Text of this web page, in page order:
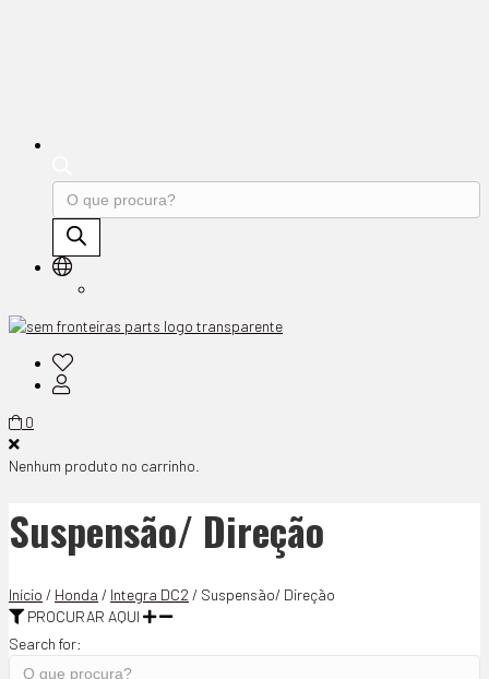
Products
search
0
Nenhum produto no carrinho.
Suspensão/ Direção
Início / Honda / Integra DC2 / Suspensão/ Direção
PROCURAR AQUI
Search for: